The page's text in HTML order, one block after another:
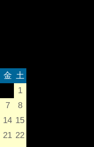
金 土
1
7
8
14 15
21 22